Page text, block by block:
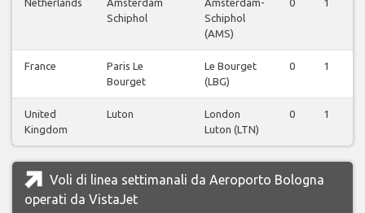
Netherlands
Amsterdam
Schiphol
Amsterdam-
Schiphol
(AMS)
0 1
France
Paris Le
Bourget
Le Bourget
(LBG)
0 1
United
Kingdom
Luton
London
Luton (LTN)
0 1
Voli di linea settimanali da Aeroporto Bologna
operati da VistaJet